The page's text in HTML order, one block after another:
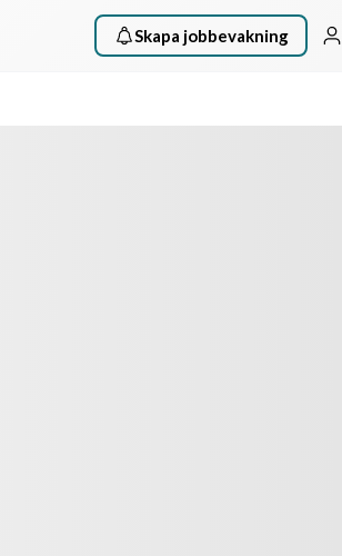
Skapa jobbevakning